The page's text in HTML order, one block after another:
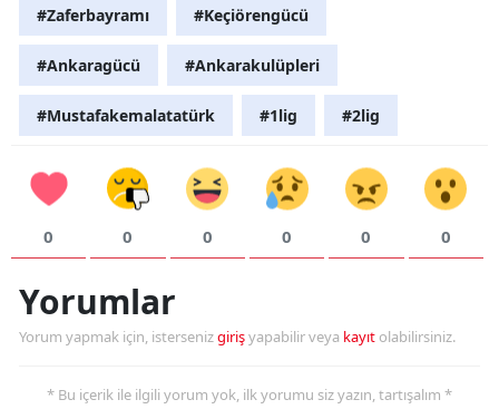
#Zaferbayramı #Keçiörengücü
#Ankaragücü #Ankarakulüpleri
#Mustafakemalatatürk #1lig #2lig
0 0 0 0 0 0
Yorumlar
Yorum yapmak için, istersenizgirişyapabilir veya kayıt olabilirsiniz.
* Bu içerik ile ilgili yorum yok, ilk yorumu siz yazın, tartışalım *